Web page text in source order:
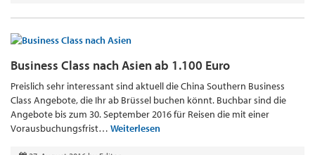
Business Class nach Asien ab 1.100 Euro
Preislich sehr interessant sind aktuell die China Southern Business
Class Angebote, die Ihr ab Brüssel buchen könnt. Buchbar sind die
Angebote bis zum 30. September 2016 für Reisen die mit einer
Vorausbuchungsfrist… Weiterlesen